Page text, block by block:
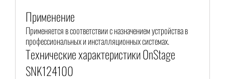
Применение
Применяется в соответствии с назначением устройства в
профессиональных и инсталляционных системах.
Технические характеристики OnStage
SNK124100